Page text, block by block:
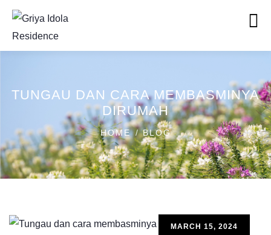
TUNGAU DAN CARA MEMBASMINYA
DIRUMAH
HOME BLOG
MARCH 15, 2024